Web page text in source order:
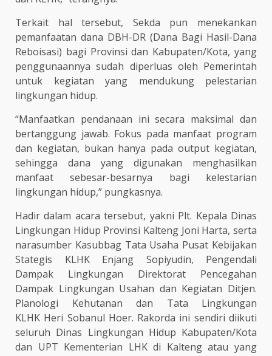
Terkait hal tersebut, Sekda pun menekankan
pemanfaatan dana DBH-DR (Dana Bagi Hasil-Dana
Reboisasi) bagi Provinsi dan Kabupaten/Kota, yang
penggunaannya sudah diperluas oleh Pemerintah
untuk kegiatan yang mendukung pelestarian
lingkungan hidup.
“Manfaatkan pendanaan ini secara maksimal dan
bertanggung jawab. Fokus pada manfaat program
dan kegiatan, bukan hanya pada output kegiatan,
sehingga dana yang digunakan menghasilkan
manfaat sebesar-besarnya bagi kelestarian
lingkungan hidup,” pungkasnya.
Hadir dalam acara tersebut, yakni Plt. Kepala Dinas
Lingkungan Hidup Provinsi Kalteng Joni Harta, serta
narasumber Kasubbag Tata Usaha Pusat Kebijakan
Stategis KLHK Enjang Sopiyudin, Pengendali
Dampak Lingkungan Direktorat Pencegahan
Dampak Lingkungan Usahan dan Kegiatan Ditjen.
Planologi Kehutanan dan Tata Lingkungan
KLHK Heri Sobanul Hoer. Rakorda ini sendiri diikuti
seluruh Dinas Lingkungan Hidup Kabupaten/Kota
dan UPT Kementerian LHK di Kalteng atau yang